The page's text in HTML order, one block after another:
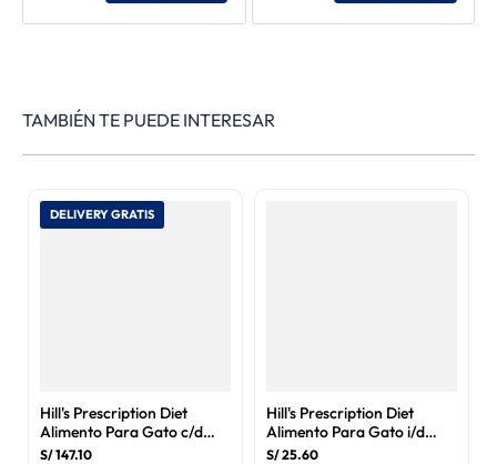
TAMBIÉN TE PUEDE INTERESAR
DELIVERY GRATIS
Hill's Prescription Diet
Alimento Para Gato c/d
Urinary Care Multicare
S/147.10
Hill's Prescription Diet
Alimento Para Gato i/d
Digestive Care 156 gr
S/25.60